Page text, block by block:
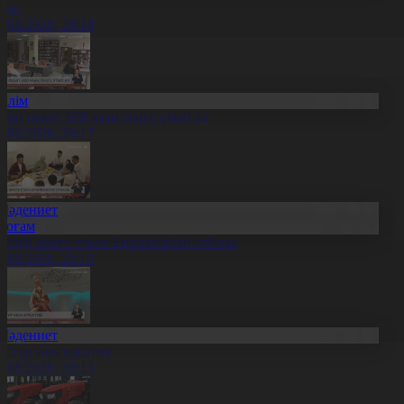
20:18
оқып, 600 мың теңге ұтып ал
20:17
өнеге еткен Ерниязовтар отбасы
20:16
мен креатив
20:13